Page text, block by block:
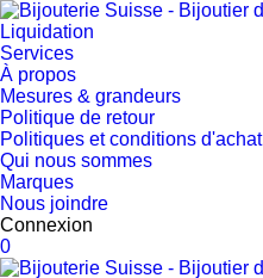
Liquidation
Services
À propos
Mesures & grandeurs
Politique de retour
Politiques et conditions d'achat
Qui nous sommes
Marques
Nous joindre
Connexion
0